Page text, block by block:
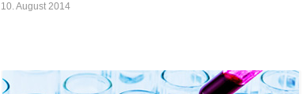
10. August 2014